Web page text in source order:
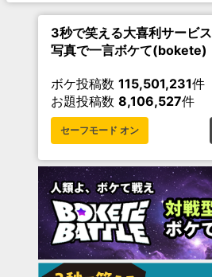
3秒で笑える大喜利サービス
写真で一言ボケて(bokete)
ボケ投稿数 115,501,231件
お題投稿数 8,106,527件
セーフモード オン